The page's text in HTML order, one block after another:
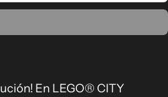
En LEGO® CITY